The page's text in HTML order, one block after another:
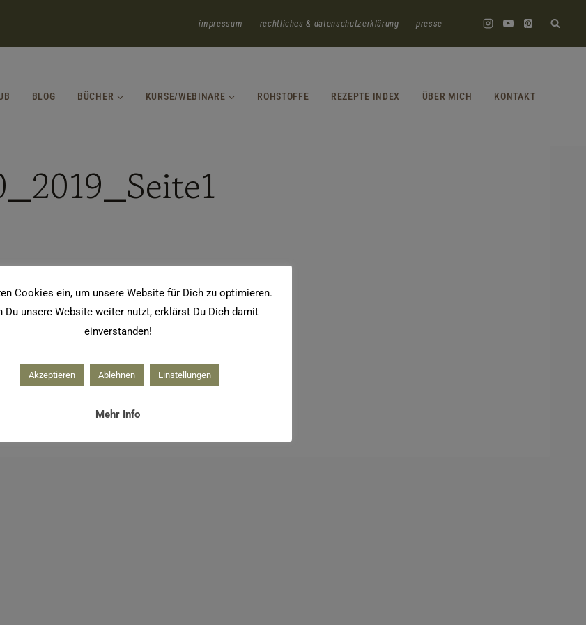
impressum rechtliches & datenschutzerklärung presse
BLOG BÜCHER KURSE/WEBINARE ROHSTOFFE REZEPTE INDEX ÜBER MICH KONTAKT
Cookies ein, um unsere Website für Dich zu optimieren.
Du unsere Website weiter nutzt, erklärst Du Dich damit
einverstanden!
Akzeptieren Ablehnen Einstellungen
Mehr Info